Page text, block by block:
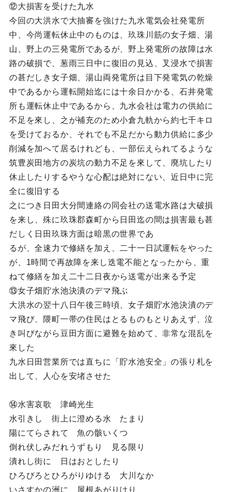
⑫大損害を受けた九水
今回の大洪水で大抽審を強けた九水電気会社発電所
中、今尚運転休止中のものは、玖珠川筋の女子畑、湯
山、野上の三発電所であるが、野上発電所の故障は水
路の破損で、葱雨三日中に復旧の見込、叉浸水で損害
の甚だしき女子畑、湯山両発電所は目下発電気の乾燥
中であるから運転開始迄には十余日かかる、石井発電
所も運転休止中であるから、九水会社は電力の供給に
不足を來し、之が補充のため小倉九軌から約七千キロ
を受けておるか、それでも不足だから動力供給に多少
削減を加へて居るけれども、一部伝えられてるような
筑豊炭田地方の炭坑の動力不足を來して、廃坑したり
休止したりするやうな心配は絶対にない、近日中に完
全に復旧する
之につき日田大分間連絡の同会社の送電水路は大破損
を来し、殊に玖珠郡森町から日田迄の間は損害最も甚
だしく日田玖珠方面は暗黒の世界であ
るが、全速力で修繕を加え、二十一日試運転をやった
が、1時間で再故障を来し迭電不能となったから、重
ねて修繕を加え二十二日夜から送電が出来る予定
⑬女子畑貯水池決潰のデマ飛ぶ
大洪水の翌十八日午後三時頃、女子畑貯水池決潰のデ
マ飛び、隈町一帯の住民はとるものもとりあえず、泣
き叫びながら豆田方面に避難を始めて、非常な混乱を
來した
九水日田営業所では直ちに「貯水池安全」の張り札を
出して、人心を安堵させた
⑭水害哀歌 津崎光生
水引きし 街上に澄める水 たまり
陽にてらされて 魚の骸いくつ
倒れ伏しみだれうずもり 見る限り
潰れし街に 日はおとしたり
ひろびろとひろがりゆける 大川なか
いさすかの洲に 屋根あがりけり